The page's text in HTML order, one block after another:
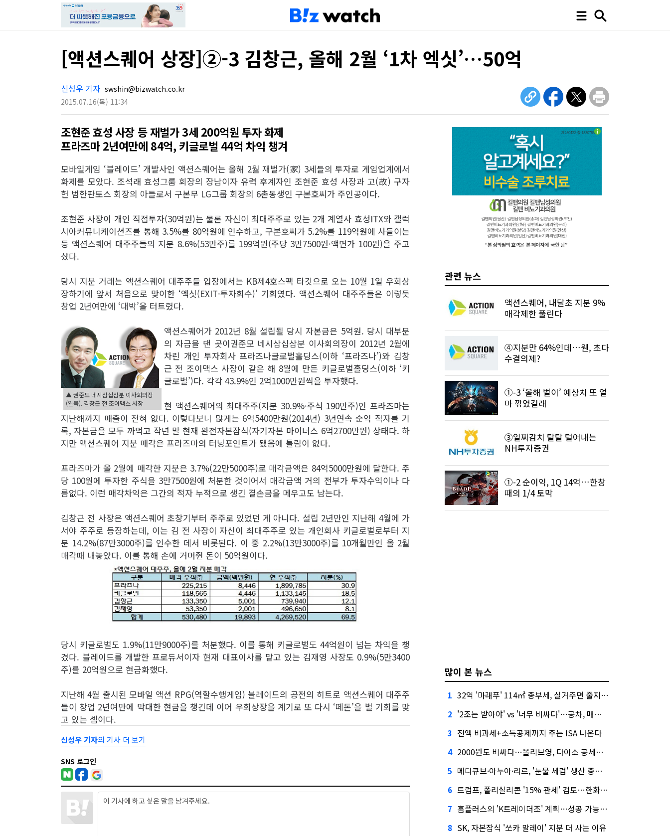
[액션스퀘어 상장]②-3 김창근, 올해 2월 ‘1차 엑싯’…50억
신성우 기자 swshin@bizwatch.co.kr
2015.07.16(목) 11:34
조현준 효성 사장 등 재벌가 3세 200억원 투자 화제
프라즈마 2년여만에 84억, 키글로벌 44억 차익 챙겨
모바일게임 ‘블레이드’ 개발사인 액션스퀘어는 올해 2월 재벌가(家) 3세들의 투자로 게임업계에서
화제를 모았다. 조석래 효성그룹 회장의 장남이자 유력 후계자인 조현준 효성 사장과 고(故) 구자
헌 범한판토스 회장의 아들로서 구본무 LG그룹 회장의 6촌동생인 구본호씨가 주인공이다.
조현준 사장이 개인 직접투자(30억원)는 물론 자신이 최대주주로 있는 2개 계열사 효성ITX와 갤럭
시아커뮤니케이션즈를 통해 3.5%를 80억원에 인수하고, 구본호씨가 5.2%를 119억원에 사들이는
등 액션스퀘어 대주주들의 지분 8.6%(53만주)를 199억원(주당 3만7500원·액면가 100원)을 주고
샀다.
당시 지분 거래는 액션스퀘어 대주주들 입장에서는 KB제4호스팩 타깃으로 오는 10월 1일 우회상
장하기에 앞서 처음으로 맞이한 ‘엑싯(EXIT·투자회수)’ 기회였다. 액션스퀘어 대주주들은 이렇듯
창업 2년여만에 ‘대박’을 터트렸다.
▲ 권준모 네시삼십삼분 이사회의장
(왼쪽). 김창근 전 조이맥스 사장
액션스퀘어가 2012년 8월 설립될 당시 자본금은 5억원. 당시 대부분
의 자금을 댄 곳이권준모 네시삼십삼분 이사회의장이 2012년 2월에
차린 개인 투자회사 프라즈나글로벌홀딩스(이하 ‘프라즈나’)와 김창
근 전 조이맥스 사장이 같은 해 8월에 만든 키글로벌홀딩스(이하 ‘키
글로벌’)다. 각각 43.9%인 2억1000만원씩을 투자했다.
현 액션스퀘어의 최대주주(지분 30.9%·주식 190만주)인 프라즈마는
지난해까지 매출이 전혀 없다. 이렇다보니 많게는 6억5400만원(2014년) 3년연속 순익 적자를 기
록, 자본금을 모두 까먹고 작년 말 현재 완전자본잠식(자기자본 마이너스 6억2700만원) 상태다. 하
지만 액션스퀘어 지분 매각은 프라즈마의 터닝포인트가 됐음에 틀림이 없다.
프라즈마가 올 2월에 매각한 지분은 3.7%(22만5000주)로 매각금액은 84억5000만원에 달한다. 주
당 100원에 투자한 주식을 3만7500원에 처분한 것이어서 매각금액 거의 전부가 투자수익이나 다
름없다. 이런 매각차익은 그간의 적자 누적으로 생긴 결손금을 메우고도 남는다.
김창근 전 사장은 액션스퀘어 초창기부터 주주로 있었던 게 아니다. 설립 2년만인 지난해 4월에 가
서야 주주로 등장하는데, 이는 김 전 사장이 자신이 최대주주로 있는 개인회사 키글로벌로부터 지
분 14.2%(87만3000주)를 인수한 데서 비롯된다. 이 중 2.2%(13만3000주)를 10개월만인 올 2월
매각때 내놓았다. 이를 통해 손에 거머쥔 돈이 50억원이다.
당시 키글로벌도 1.9%(11만9000주)를 처분했다. 이를 통해 키글로벌도 44억원이 넘는 차익을 챙
겼다. 블레이드를 개발한 프로듀서이자 현재 대표이사를 맡고 있는 김재영 사장도 0.9%(5만3400
주)를 20억원으로 현금화했다.
지난해 4월 출시된 모바일 액션 RPG(역할수행게임) 블레이드의 공전의 히트로 액션스퀘어 대주주
들이 창업 2년여만에 막대한 현금을 챙긴데 이어 우회상장을 계기로 또 다시 ‘떼돈’을 벌 기회를 맞
고 있는 셈이다.
신성우 기자의 기사 더 보기
SNS 로그인
관련 뉴스
액션스퀘어, 내달초 지분 9%
매각제한 풀린다
④지분만 64%인데…웬, 초다
수결의제?
①-3 ‘올해 벌이’ 예상치 또 얼
마 깎였길래
③일찌감치 탈탈 털어내는
NH투자증권
①-2 순이익, 1Q 14억…한창
때의 1/4 토막
많이 본 뉴스
1 32억 '마래푸' 114㎡ 종부세, 실거주면 줄지만 안 살면 2.5배
2 '2조는 받아야' vs '너무 비싸다'…공차, 매각 성공할까
3 전액 비과세+소득공제까지 주는 ISA 나온다
4 2000원도 비싸다…올리브영, 다이소 공세에 '가성비'로 맞불
5 메디큐브·아누아·리르, '눈물 세럼' 생산 중단한다
6 트럼프, 폴리실리콘 '15% 관세' 검토…한화큐셀·OCI 영향은?
7 홈플러스의 'K트레이더조' 계획…성공 가능성은 '글쎄'
8 SK, 자본잠식 '쏘카 말레이' 지분 더 사는 이유